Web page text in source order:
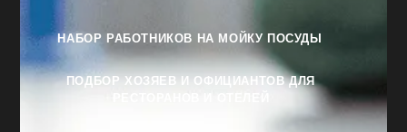
НАБОР РАБОТНИКОВ НА МОЙКУ ПОСУДЫ
ПОДБОР ХОЗЯЕВ И ОФИЦИАНТОВ ДЛЯ